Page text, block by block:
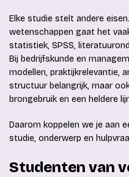
Elke studie stelt andere
wetenschappen gaat het
statistiek, SPSS,
Bij bedrijfskunde en
modellen, praktijkrelevantie,
structuur belangrijk, maar
brongebruik en een heldere
Daarom koppelen we je aan
studie, onderwerp en
Studenten van